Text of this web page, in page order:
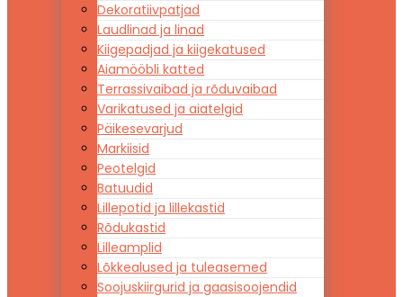
Dekoratiivpatjad
Laudlinad ja linad
Kiigepadjad ja kiigekatused
Aiamööbli katted
Terrassivaibad ja rõduvaibad
Varikatused ja aiatelgid
Päikesevarjud
Markiisid
Peotelgid
Batuudid
Lillepotid ja lillekastid
Rõdukastid
Lilleamplid
Lõkkealused ja tuleasemed
Soojuskiirgurid ja gaasisoojendid